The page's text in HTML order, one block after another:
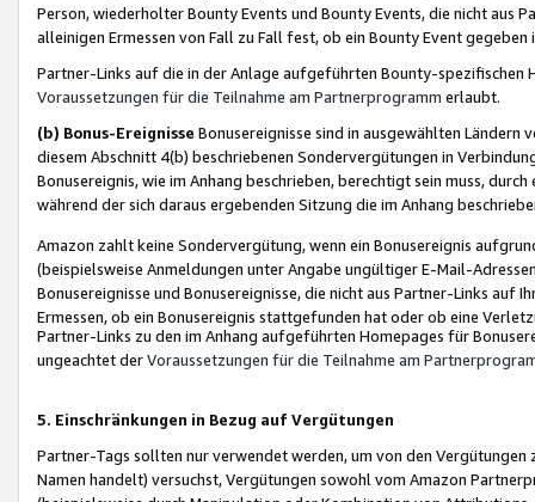
Person, wiederholter Bounty Events und Bounty Events, die nicht
alleinigen Ermessen von Fall zu Fall fest, ob ein Bounty Event
Partner-Links auf die in der Anlage aufgeführten Bounty-spezifischen
Voraussetzungen für die Teilnahme am Partnerprogramm erlaubt.
(b) Bonus-Ereignisse Bonusereignisse sind in ausgewählten Ländern
diesem Abschnitt 4(b) beschriebenen Sondervergütungen in
Bonusereignis, wie im Anhang beschrieben, berechtigt sein muss,
während der sich daraus ergebenden Sitzung die im Anhang
Amazon zahlt keine Sondervergütung, wenn ein Bonusereignis
(beispielsweise Anmeldungen unter Angabe ungültiger E-Mail-
Bonusereignisse und Bonusereignisse, die nicht aus Partner-Links auf
Ermessen, ob ein Bonusereignis stattgefunden hat oder ob eine
Partner-Links zu den im Anhang aufgeführten Homepages für
ungeachtet derVoraussetzungen für die Teilnahme am
5. Einschränkungen in Bezug auf Vergütungen
Partner-Tags sollten nur verwendet werden, um von den
Namen handelt) versuchst, Vergütungen sowohl vom Amazon